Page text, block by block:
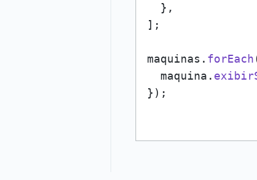
  },
];
maquinas. forEach
  maquina.